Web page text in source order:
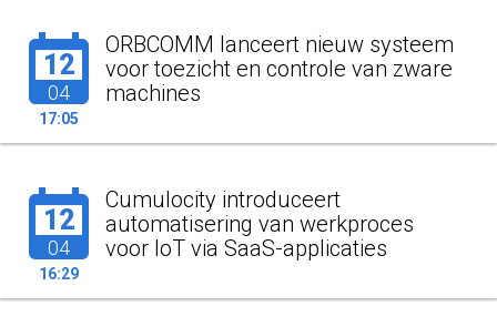
12
04
17:05
ORBCOMM lanceert nieuw systeem
voor toezicht en controle van zware
machines
12
04
16:29
Cumulocity introduceert
automatisering van werkproces
voor IoT via SaaS-applicaties